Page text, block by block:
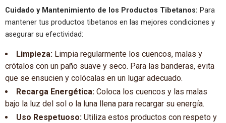
Cuidado y Mantenimiento de los Productos Tibetanos: Para
mantener tus productos tibetanos en las mejores condiciones y
asegurar su efectividad:
Limpieza: Limpia regularmente los cuencos, malas y
crótalos con un paño suave y seco. Para las banderas, evita
que se ensucien y colócalas en un lugar adecuado.
Recarga Energética: Coloca los cuencos y las malas
bajo la luz del sol o la luna llena para recargar su energía.
Uso Respetuoso: Utiliza estos productos con respeto y